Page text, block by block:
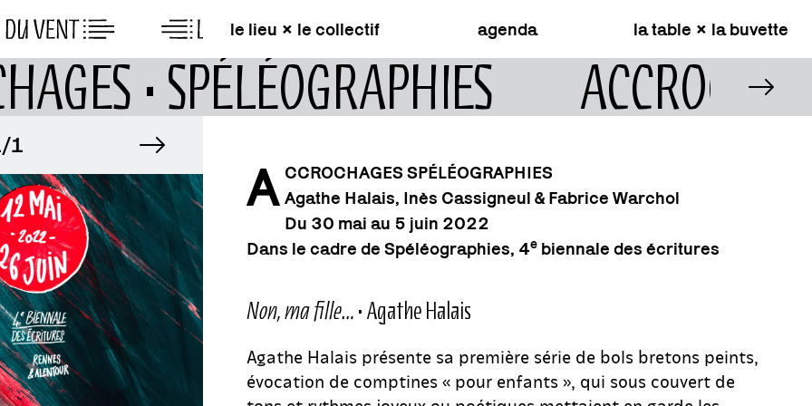
le lieu × le collectif agenda la table × la buvette
• SPÉLÉOGRAPHIES
A CCROCHAGES SPÉLÉOGRAPHIES
Agathe Halais, Inès Cassigneul & Fabrice Warchol
Du 30 mai au 5 juin 2022
Dans le cadre de Spéléographies, 4e biennale des écritures
Non, ma fille…• Agathe Halais
Agathe Halais présente sa première série de bols bretons peints,
évocation de comptines « pour enfants », qui sous couvert de
IMAGE
1/1